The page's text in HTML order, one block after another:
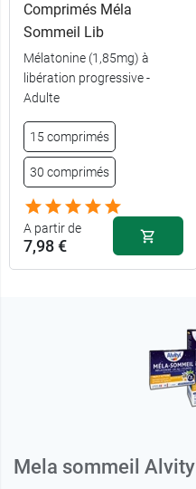
30 gélules 6,98 €
2 x 30 gélules 11,99 €
Comprimés Méla
Sommeil Lib
Mélatonine (1,85mg) à
libération progressive -
Adulte
15 comprimés
30 comprimés
A partir de
7,98 €
Mela sommeil Alvityl